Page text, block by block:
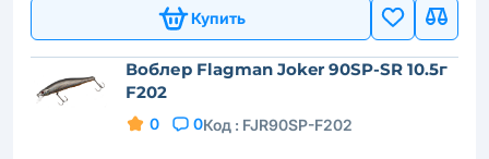
Купить
Воблер Flagman Joker 90SP-SR 10.5г
F202
0 0Код : FJR90SP-F202